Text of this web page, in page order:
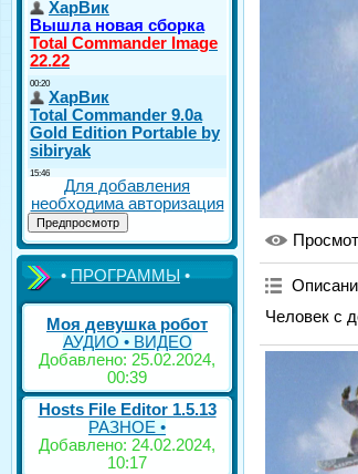
Для добавления
необходима авторизация
•ПРОГРАММЫ•
Моя девушка робот
АУДИО • ВИДЕО
Добавлено: 25.02.2024,
00:39
Hosts File Editor 1.5.13
РАЗНОЕ •
Добавлено: 24.02.2024,
10:17
Человек с